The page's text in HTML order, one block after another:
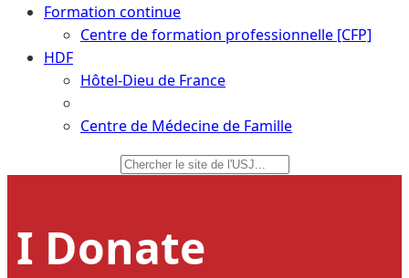
Formation continue
Centre de formation professionnelle [CFP]
HDF
Hôtel-Dieu de France
Centre de Médecine de Famille
I Donate